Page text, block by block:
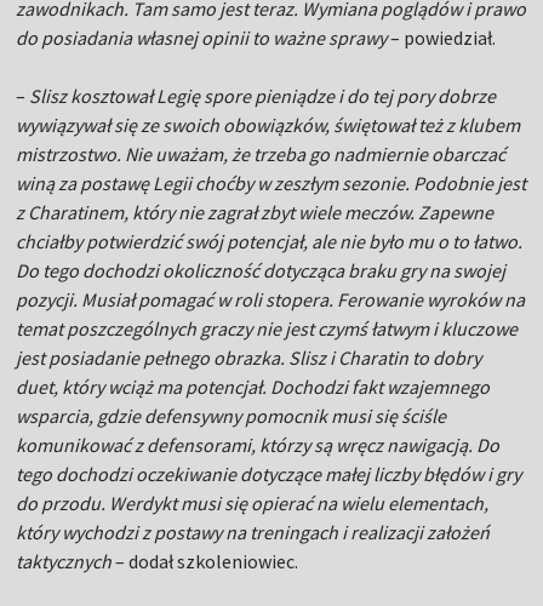
zawodnikach. Tam samo jest teraz. Wymiana poglądów i prawo
do posiadania własnej opinii to ważne sprawy– powiedział.
– Slisz kosztował Legię spore pieniądze i do tej pory dobrze
wywiązywał się ze swoich obowiązków, świętował też z klubem
mistrzostwo. Nie uważam, że trzeba go nadmiernie obarczać
winą za postawę Legii choćby w zeszłym sezonie. Podobnie jest
z Charatinem, który nie zagrał zbyt wiele meczów. Zapewne
chciałby potwierdzić swój potencjał, ale nie było mu o to łatwo.
Do tego dochodzi okoliczność dotycząca braku gry na swojej
pozycji. Musiał pomagać w roli stopera. Ferowanie wyroków na
temat poszczególnych graczy nie jest czymś łatwym i kluczowe
jest posiadanie pełnego obrazka. Slisz i Charatin to dobry
duet, który wciąż ma potencjał. Dochodzi fakt wzajemnego
wsparcia, gdzie defensywny pomocnik musi się ściśle
komunikować z defensorami, którzy są wręcz nawigacją. Do
tego dochodzi oczekiwanie dotyczące małej liczby błędów i gry
do przodu. Werdykt musi się opierać na wielu elementach,
który wychodzi z postawy na treningach i realizacji założeń
taktycznych– dodał szkoleniowiec.